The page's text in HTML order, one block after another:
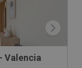
Valencia